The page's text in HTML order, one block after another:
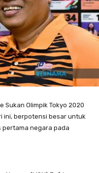
Sukan Olimpik Tokyo 2020
ini, berpotensi besar untuk
negara pada